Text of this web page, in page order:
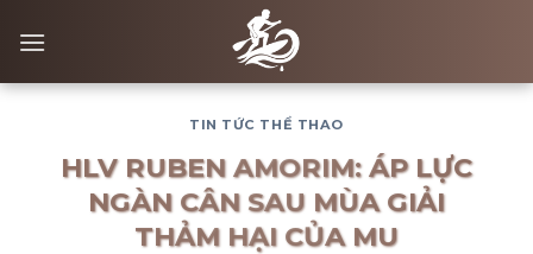
TIN TỨC THỂ THAO
HLV RUBEN AMORIM: ÁP LỰC
NGÀN CÂN SAU MÙA GIẢI
THẢM HẠI CỦA MU